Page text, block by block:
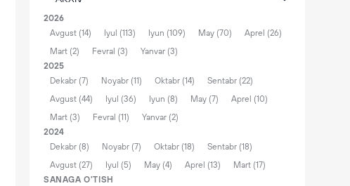
2026
Avgust (14)
Iyul (113) Iyun (109) May (70)
Aprel (26)
Mart (2)
Fevral (3)
Yanvar (3)
2025
Dekabr (7)
Noyabr (11) Oktabr (14)
Sentabr (22)
Avgust (44)
Iyul (36) Iyun (8) May (7)
Aprel (10)
Mart (3)
Fevral (11)
Yanvar (2)
2024
Dekabr (8)
Noyabr (7) Oktabr (18)
Sentabr (18)
Avgust (27)
Iyul (5) May (4) Aprel (13)
Mart (17)
SANAGA O'TISH